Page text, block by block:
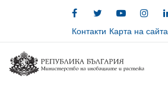
Контакти Карта на сайта